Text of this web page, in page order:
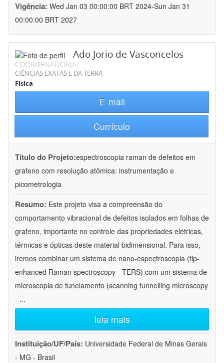
Vigência: Wed Jan 03 00:00:00 BRT 2024-Sun Jan 31
00:00:00 BRT 2027
Ado Jorio de Vasconcelos
COORDENADOR(A)
CIÊNCIAS EXATAS E DA TERRA
Física
E-mail
Currículo
Título do Projeto:espectroscopia raman de defeitos em
grafeno com resolução atômica: instrumentação e
picometrologia
Resumo: Este projeto visa a compreensão do
comportamento vibracional de defeitos isolados em folhas de
grafeno, importante no controle das propriedades elétricas,
térmicas e ópticas deste material bidimensional. Para isso,
iremos combinar um sistema de nano-espectroscopia (tip-
enhanced Raman spectroscopy - TERS) com um sistema de
microscopia de tunelamento (scanning tunnelling microscopy
- ...
leia mais
Instituição/UF/País: Universidade Federal de Minas Gerais
- MG - Brasil